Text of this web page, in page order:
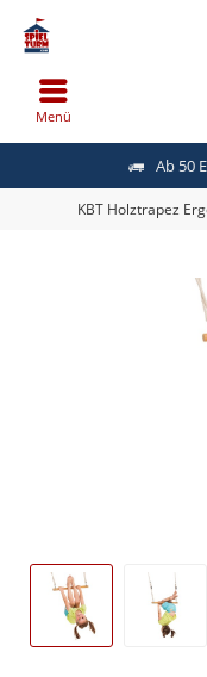
Ab 50
Menü
KBT Holztrapez